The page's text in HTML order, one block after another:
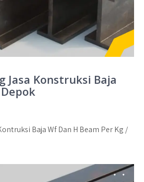
Jasa Konstruksi Baja
Baja Wf Dan H Beam Per Kg /